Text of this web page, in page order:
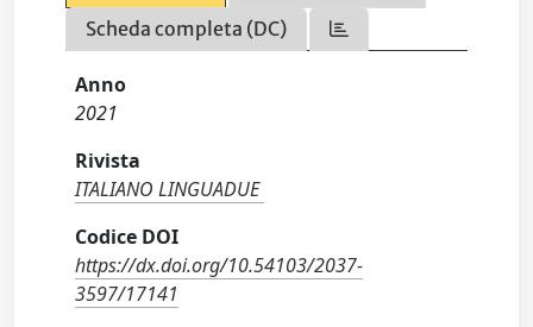
Scheda completa (DC)
Anno
2021
Rivista
ITALIANO LINGUADUE
Codice DOI
https://dx.doi.org/10.54103/2037-
3597/17141